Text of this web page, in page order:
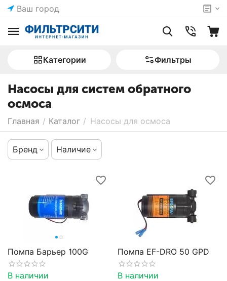
Ваш город
Категории Фильтры
Насосы для систем обратного
осмоса
Главная / Каталог / Насосы для осмоса
Бренд Наличие
Помпа Барьер 100G
В наличии
Помпа EF-DRO 50 GPD
В наличии